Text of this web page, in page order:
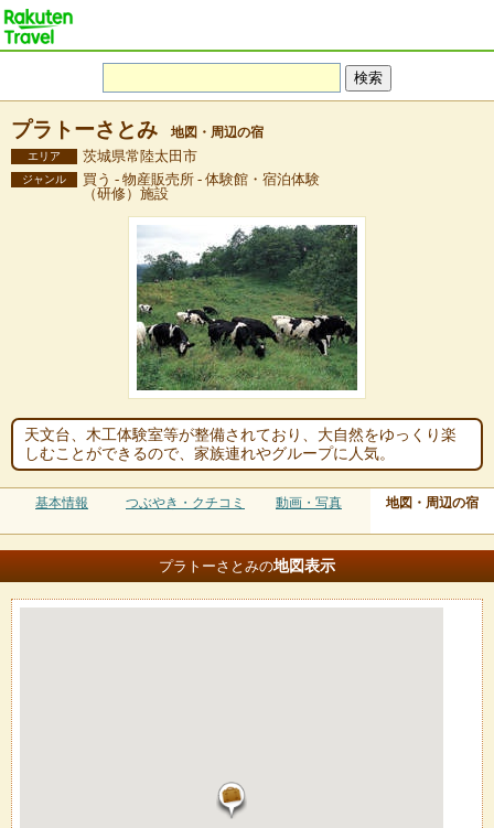
プラトーさとみ 地図・周辺の宿
エリア 茨城県常陸太田市
ジャンル
買う - 物産販売所 - 体験館・宿泊体験
（研修）施設
天文台、木工体験室等が整備されており、大自然をゆっくり楽
しむことができるので、家族連れやグループに人気。
基本情報 つぶやき・クチコミ 動画・写真 地図・周辺の宿
プラトーさとみの地図表示